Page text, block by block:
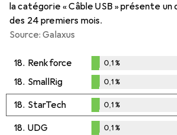
la catégorie « Câble USB » présente
des 24 premiers mois.
Source: Galaxus
18. Renkforce
%
0,1%
18. SmallRig
0,1%
0,1%
18. StarTech
0,1%
0,1%
18. UDG 0,1%